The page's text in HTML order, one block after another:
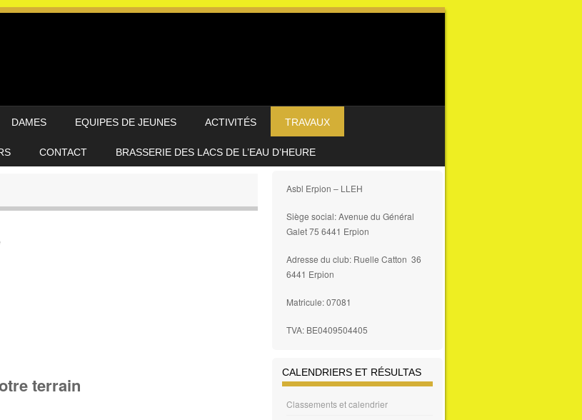
DAMES EQUIPES DE JEUNES ACTIVITÉS TRAVAUX
CONTACT BRASSERIE DES LACS DE L’EAU D’HEURE
terrain
Asbl Erpion – LLEH
Siège social: Avenue du Général
Galet 75 6441 Erpion
Adresse du club: Ruelle Catton 36
6441 Erpion
Matricule: 07081
TVA: BE0409504405
CALENDRIERS ET RÉSULTAS
Classements et calendrier